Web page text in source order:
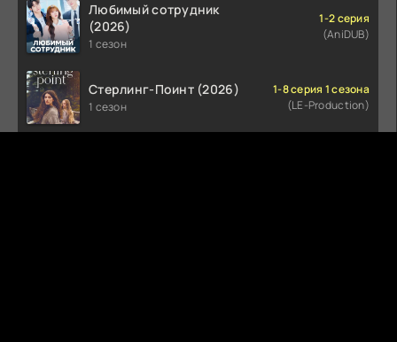
Любимый сотрудник
(2026)
1 сезон
1-2 серия
(AniDUB)
Стерлинг-Поинт (2026)
1 сезон
1-8 серия 1 сезона
(LE-Production)